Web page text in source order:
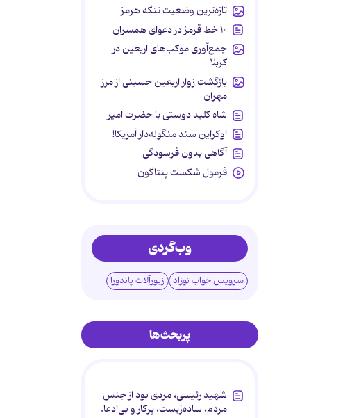
تازه‌ترین وضعیت تنگه هرمز
۱۰ خط قرمز در دعوای همسران
جمع‌آوری موکب‌های اربعین در
کربلا
بازگشت زوار اربعین حسینی از مرز
مهران
شاه کلید دوستی با حضرت امیر
اوکراین سند منگوله‌دار آمریکا!
آگاهی بدون فرسودگی
فرمول شکست پنتاگون
وب‌گردی
سرویس خواب نوزاد زیورآلات پاندورا
پربحث‌ها
شهید رئیسی، مردی بود از جنس
مردم، ساده‌زیست، پرکار و بی‌ادعا.